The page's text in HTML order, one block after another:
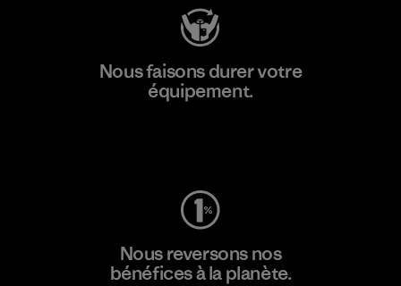
Nous faisons durer votre
équipement.
Nous reversons nos
bénéfices à la planète.